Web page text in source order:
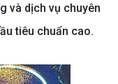
và dịch vụ chuyên
tiêu chuẩn cao.